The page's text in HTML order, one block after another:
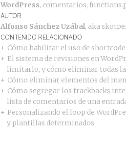
WordPress, comentarios,
AUTOR
Alfonso Sánchez Uzábal, aka
CONTENIDO RELACIONADO
Cómo habilitar el uso de
El sistema de revisiones en
limitarlo, y cómo eliminar todas
Cómo eliminar elementos del
Cómo segregar los trackbacks
lista de comentarios de una
Personalizando el loop de
y plantillas determinados